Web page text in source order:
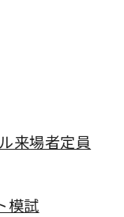
来場者定員
模試